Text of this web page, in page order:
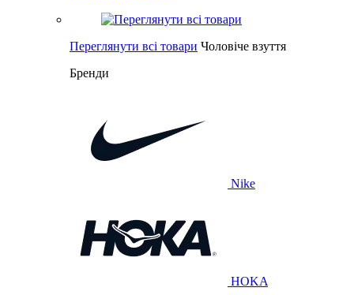
Переглянути всі товари Чоловіче взуття
Бренди
Nike
HOKA